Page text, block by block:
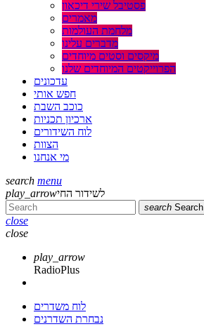
פסטיבל שירי דיכאון
מאמרים
מלחמת העולמות
מדברים עלינו
מיקסים וסטים מיוחדים
הפרוייקטים המיוחדים שלנו
עדכונים
חפש אותי
כוכב השבת
ארכיון תכניות
לוח השידורים
הצוות
מי אנחנו
search menu
play_arrowלשידור החי
search Search
close
close
play_arrow
RadioPlus
לוח משדרים
נבחרת השדרנים